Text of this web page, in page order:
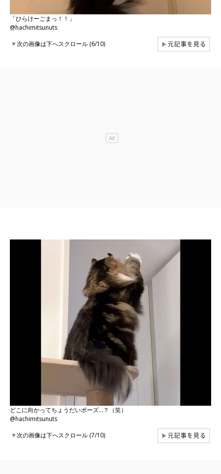
「ひらけーごまっ！！」
@hachimitsunuts
▼次の画像は下へスクロール (6/10) ▶元記事を見る
どこに向かってちょうだいポーズ…？（笑）
@hachimitsunuts
▼次の画像は下へスクロール (7/10) ▶元記事を見る